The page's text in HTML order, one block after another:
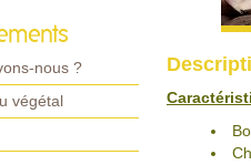
nous ?
végétal